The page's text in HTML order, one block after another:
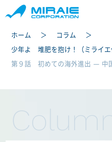
ホーム
コラム
少年よ 堆肥を抱け！（ミライエ
第９話 初めての海外進出 ― 中